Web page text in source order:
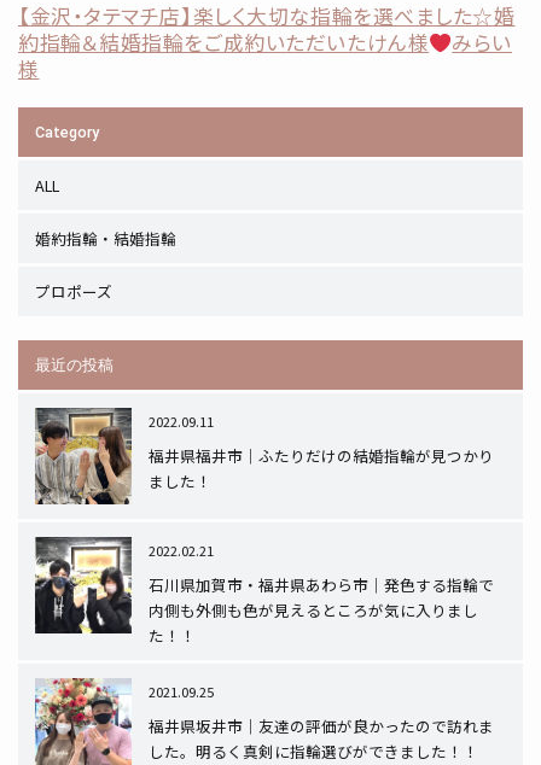
【金沢・タテマチ店】楽しく大切な指輪を選べました☆婚
約指輪＆結婚指輪をご成約いただいたけん様
みらい
様
Category
ALL
婚約指輪・結婚指輪
プロポーズ
最近の投稿
2022.09.11
福井県福井市｜ふたりだけの結婚指輪が見つかり
ました！
2022.02.21
石川県加賀市・福井県あわら市｜発色する指輪で
内側も外側も色が見えるところが気に入りまし
た！！
2021.09.25
福井県坂井市｜友達の評価が良かったので訪れま
した。明るく真剣に指輪選びができました！！